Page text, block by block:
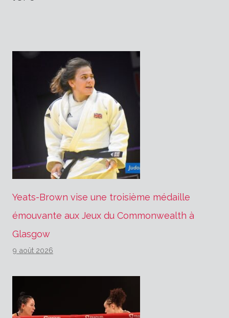
Yeats-Brown vise une troisième médaille
émouvante aux Jeux du Commonwealth à
Glasgow
9 août 2026